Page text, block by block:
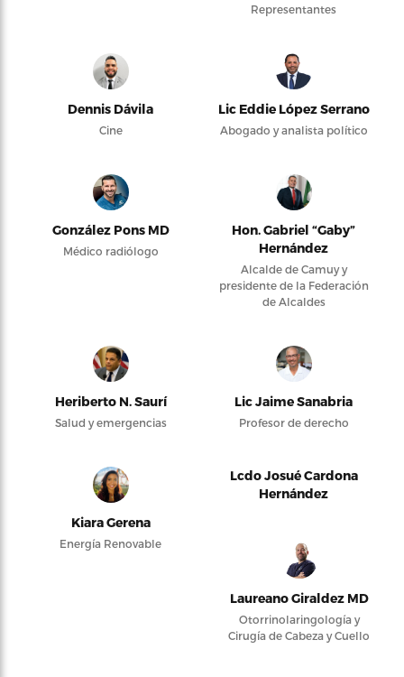
Representantes
Dennis Dávila
Cine
Lic Eddie López Serrano
Abogado y analista político
González Pons MD
Médico radiólogo
Hon. Gabriel “Gaby”
Hernández
Alcalde de Camuy y
presidente de la Federación
de Alcaldes
Heriberto N. Saurí
Salud y emergencias
Lic Jaime Sanabria
Profesor de derecho
Kiara Gerena
Energía Renovable
Lcdo Josué Cardona
Hernández
Laureano Giraldez MD
Otorrinolaringología y
Cirugía de Cabeza y Cuello